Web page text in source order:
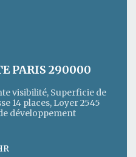
PARIS 290000
visibilité, Superficie de
14 places, Loyer 2545
développement